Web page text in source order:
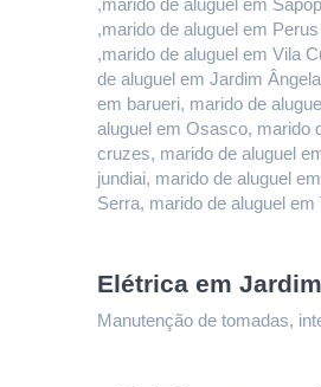
,marido de aluguel em
,marido de aluguel em
,marido de aluguel em Vila
de aluguel em Jardim
em barueri, marido de
aluguel em Osasco, marido
cruzes, marido de aluguel
jundiai, marido de aluguel
Serra, marido de aluguel
Elétrica em
Manutenção de tomadas,